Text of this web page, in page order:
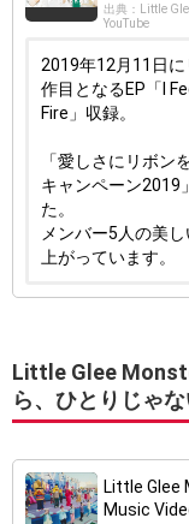
出典：Little
YouTube
2019年12月11日
作目となるEP「I
Fire」収録。
「愛しさにリボン
キャンペーン2019
た。
メンバー5人の美
上がっています。
Little Glee
ら、ひとりじゃ
Little Glee
Music